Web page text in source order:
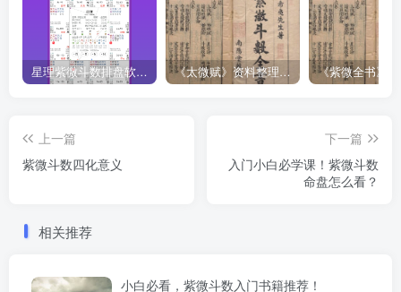
星理紫微斗数排盘软件简介 《太微赋》资料整理与注释
上一篇
紫微斗数四化意义
下一篇
入门小白必学课！紫微斗数
命盘怎么看？
相关推荐
小白必看，紫微斗数入门书籍推荐！